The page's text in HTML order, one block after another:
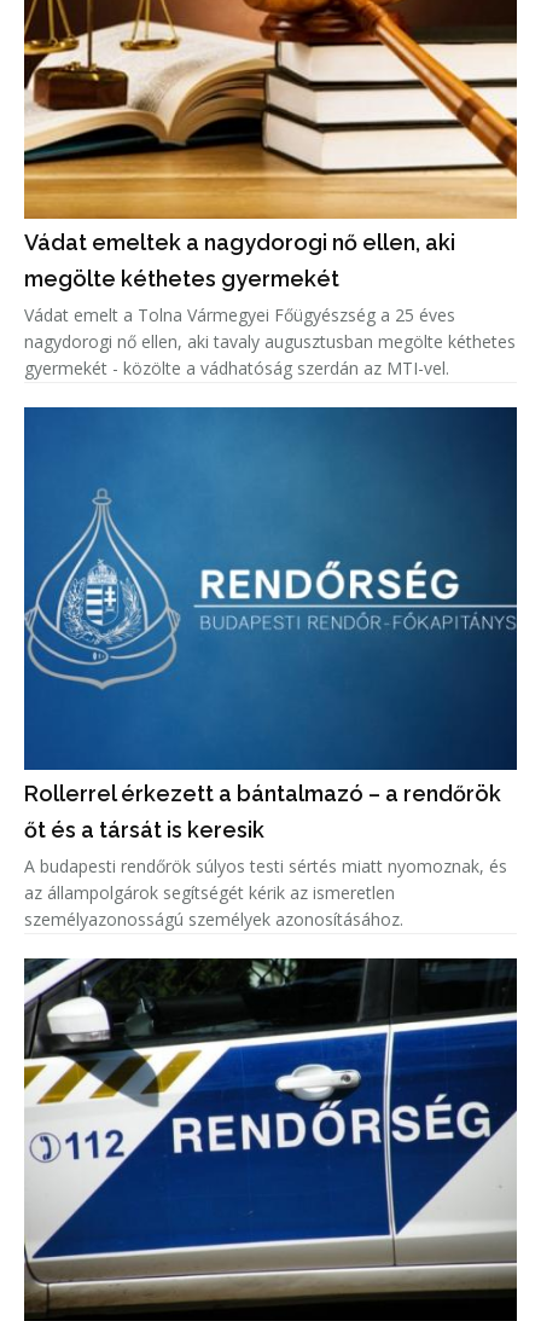
Vádat emeltek a nagydorogi nő ellen, aki
megölte kéthetes gyermekét
Vádat emelt a Tolna Vármegyei Főügyészség a 25 éves
nagydorogi nő ellen, aki tavaly augusztusban megölte kéthetes
gyermekét - közölte a vádhatóság szerdán az MTI-vel.
Rollerrel érkezett a bántalmazó – a rendőrök
őt és a társát is keresik
A budapesti rendőrök súlyos testi sértés miatt nyomoznak, és
az állampolgárok segítségét kérik az ismeretlen
személyazonosságú személyek azonosításához.